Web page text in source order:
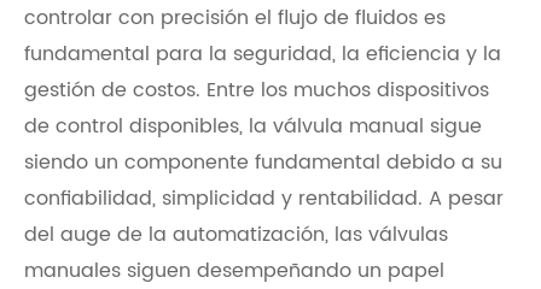
controlar con precisión el flujo de fluidos es
fundamental para la seguridad, la eficiencia y la
gestión de costos. Entre los muchos dispositivos
de control disponibles, la válvula manual sigue
siendo un componente fundamental debido a su
confiabilidad, simplicidad y rentabilidad. A pesar
del auge de la automatización, las válvulas
manuales siguen desempeñando un papel